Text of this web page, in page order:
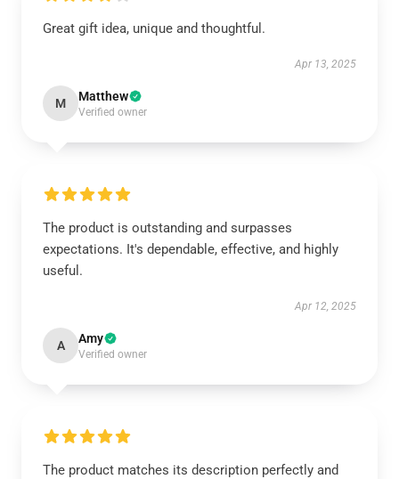
Great gift idea, unique and thoughtful.
Apr 13, 2025
M Matthew
Verified owner
The product is outstanding and surpasses
expectations. It's dependable, effective, and highly
useful.
Apr 12, 2025
A Amy
Verified owner
The product matches its description perfectly and